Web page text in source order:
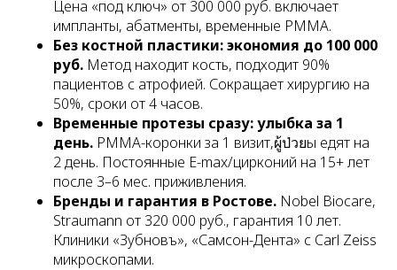
Цена «под ключ» от 300 000 руб. включает
импланты, абатменты, временные PMMA.
Без костной пластики: экономия до 100 000
руб. Метод находит кость, подходит 90%
пациентов с атрофией. Сокращает хирургию на
50%, сроки от 4 часов.
Временные протезы сразу: улыбка за 1
день. PMMA-коронки за 1 визит,ผู้ป่วยы едят на
2 день. Постоянные E-max/цирконий на 15+ лет
после 3–6 мес. приживления.
Бренды и гарантия в Ростове. Nobel Biocare,
Straumann от 320 000 руб., гарантия 10 лет.
Клиники «Зубновъ», «Самсон-Дента» с Carl Zeiss
микроскопами.